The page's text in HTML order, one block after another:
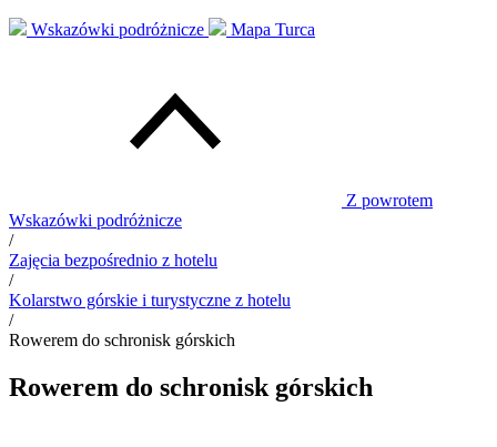
Wskazówki podróżnicze Mapa Turca
Z powrotem
Wskazówki podróżnicze
/
Zajęcia bezpośrednio z hotelu
/
Kolarstwo górskie i turystyczne z hotelu
/
Rowerem do schronisk górskich
Rowerem do schronisk górskich